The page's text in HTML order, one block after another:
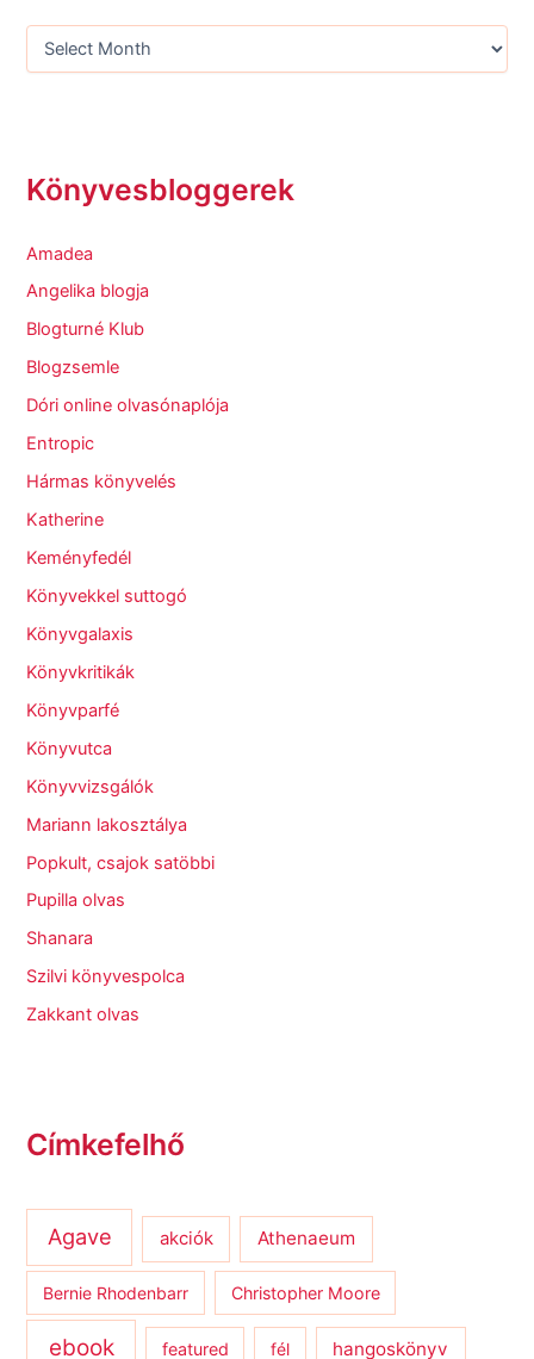
Könyvesbloggerek
Amadea
Angelika blogja
Blogturné Klub
Blogzsemle
Dóri online olvasónaplója
Entropic
Hármas könyvelés
Katherine
Keményfedél
Könyvekkel suttogó
Könyvgalaxis
Könyvkritikák
Könyvparfé
Könyvutca
Könyvvizsgálók
Mariann lakosztálya
Popkult, csajok satöbbi
Pupilla olvas
Shanara
Szilvi könyvespolca
Zakkant olvas
Címkefelhő
Agave akciók Athenaeum
Bernie Rhodenbarr Christopher Moore
ebook featured fél hangoskönyv